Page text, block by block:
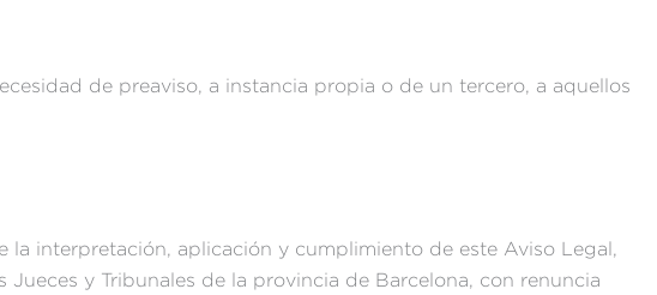
de preaviso, a instancia propia o de un tercero, a aquellos
la interpretación, aplicación y cumplimiento de este Aviso Legal,
Jueces y Tribunales de la provincia de Barcelona, con renuncia